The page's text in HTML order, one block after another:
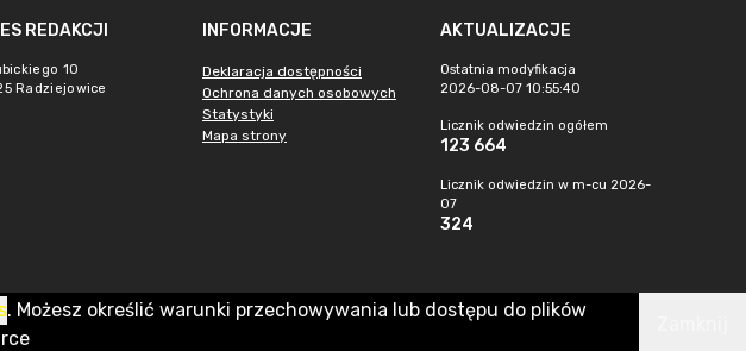
REDAKCJI
10
Radziejowice
INFORMACJE
Deklaracja dostępności
Ochrona danych osobowych
Statystyki
Mapa strony
AKTUALIZACJE
Ostatnia modyfikacja
2026-08-07 10:55:40
Licznik odwiedzin ogółem
123 664
Licznik odwiedzin w m-cu 2026-
07
324
. Możesz określić warunki przechowywania lub dostępu do plików